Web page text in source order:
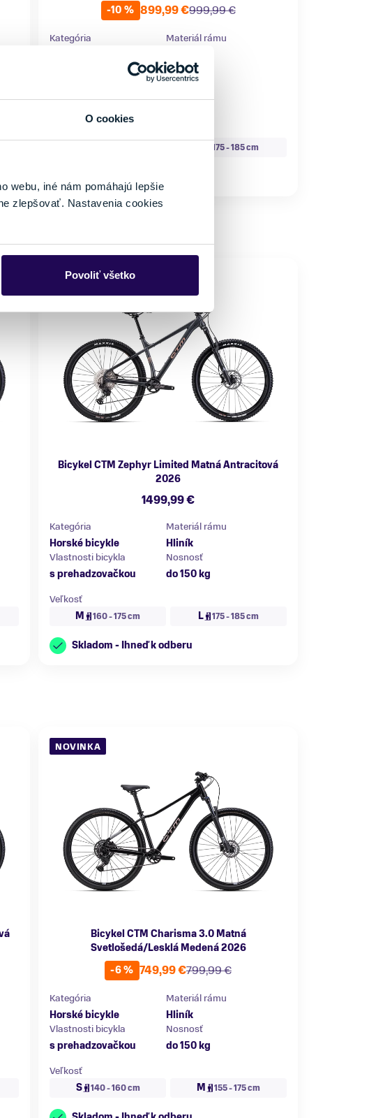
O cookies
webu, iné nám pomáhajú lepšie
zlepšovať. Nastavenia cookies
Povoliť všetko
-10 %
999,99 €
899,99 €
Kategória
Materiál rámu
175 - 185 cm
NOVINKA
Bicykel CTM Zephyr Limited Matná Antracitová
2026
1499,99 €
Kategória
Horské bicykle
Materiál rámu
Hliník
Vlastnosti bicykla
s prehadzovačkou
Nosnosť
do 150 kg
Veľkosť
M
160 - 175 cm L 175 - 185 cm
Skladom - Ihneď k odberu
NOVINKA
Bicykel CTM Charisma 3.0 Matná
Svetlošedá/Lesklá Medená 2026
-6 %
799,99 €
749,99 €
Kategória
Horské bicykle
Materiál rámu
Hliník
Vlastnosti bicykla
s prehadzovačkou
Nosnosť
do 150 kg
Veľkosť
S
140 - 160 cm M 155 - 175 cm